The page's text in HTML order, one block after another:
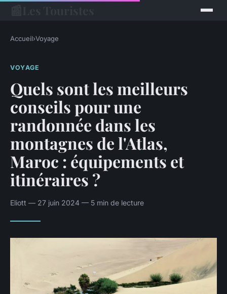
Accueil›Voyage
VOYAGE
Quels sont les meilleurs
conseils pour une
randonnée dans les
montagnes de l'Atlas,
Maroc : équipements et
itinéraires ?
Eliott — 27 juin 2024 — 5 min de lecture